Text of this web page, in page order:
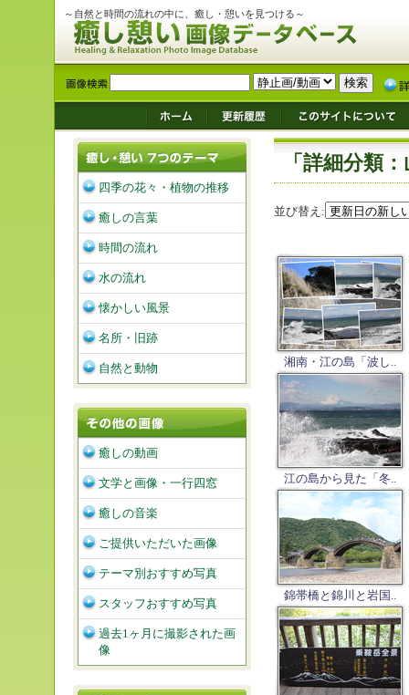
～自然と時間の流れの中に、癒し・憩いを見つける～
「詳細分類
並び替え:
湘南・江の島「波し..
江の島から見た「冬..
錦帯橋と錦川と岩国..
四季の花々・植物の推移
癒しの言葉
時間の流れ
水の流れ
懐かしい風景
名所・旧跡
自然と動物
癒しの動画
文学と画像・一行四窓
癒しの音楽
ご提供いただいた画像
テーマ別おすすめ写真
スタッフおすすめ写真
過去1ヶ月に撮影された画
像